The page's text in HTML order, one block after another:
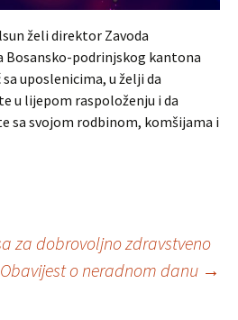
želi direktor Zavoda
Bosansko-podrinjskog kantona
uposlenicima, u želji da
u lijepom raspoloženju i da
sa svojom rodbinom, komšijama i
za dobrovoljno zdravstveno
Obavijest o neradnom danu →